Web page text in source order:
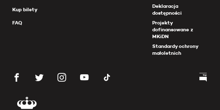
Kup bilety
FAQ
Deklaracja
dostępności
Projekty
dofinansowane z
MKiDN
Standardy ochrony
małoletnich